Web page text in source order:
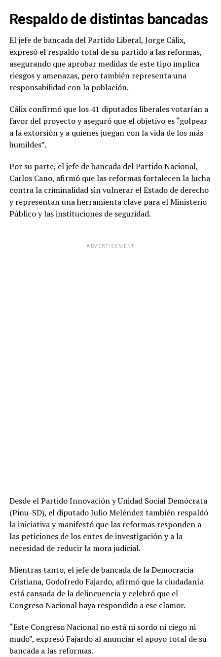
Respaldo de distintas bancadas
El jefe de bancada del Partido Liberal, Jorge Cálix,
expresó el respaldo total de su partido a las reformas,
asegurando que aprobar medidas de este tipo implica
riesgos y amenazas, pero también representa una
responsabilidad con la población.
Cálix confirmó que los 41 diputados liberales votarían a
favor del proyecto y aseguró que el objetivo es “golpear
a la extorsión y a quienes juegan con la vida de los más
humildes”.
Por su parte, el jefe de bancada del Partido Nacional,
Carlos Cano, afirmó que las reformas fortalecen la lucha
contra la criminalidad sin vulnerar el Estado de derecho
y representan una herramienta clave para el Ministerio
Público y las instituciones de seguridad.
ADVERTISEMENT
Desde el Partido Innovación y Unidad Social Demócrata
(Pinu-SD), el diputado Julio Meléndez también respaldó
la iniciativa y manifestó que las reformas responden a
las peticiones de los entes de investigación y a la
necesidad de reducir la mora judicial.
Mientras tanto, el jefe de bancada de la Democracia
Cristiana, Godofredo Fajardo, afirmó que la ciudadanía
está cansada de la delincuencia y celebró que el
Congreso Nacional haya respondido a ese clamor.
“Este Congreso Nacional no está ni sordo ni ciego ni
mudo”, expresó Fajardo al anunciar el apoyo total de su
bancada a las reformas.